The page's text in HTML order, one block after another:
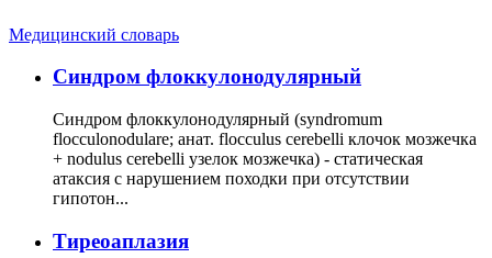
Медицинский словарь
Cиндром флоккулонодулярный
Синдром флоккулонодулярный (syndromum
flocculonodulare; анат. flocculus cerebelli клочок мозжечка
+ nodulus cerebelli узелок мозжечка) - статическая
атаксия с нарушением походки при отсутствии
гипотон...
Тиреоаплазия